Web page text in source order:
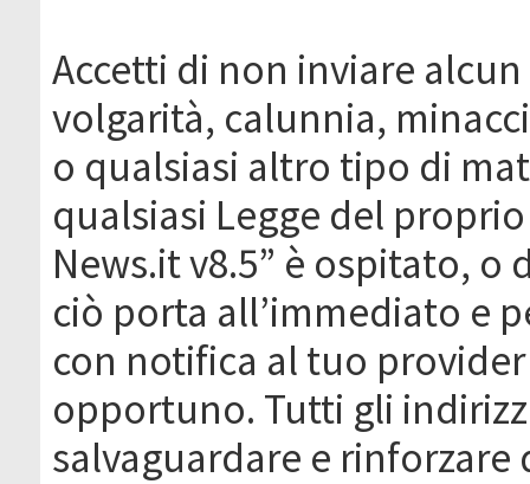
Accetti di non inviare
volgarità, calunnia,
o qualsiasi altro tipo di
qualsiasi Legge del
News.it v8.5” è ospitato, o
ciò porta all’immediato e
con notifica al tuo
opportuno. Tutti gli
salvaguardare e